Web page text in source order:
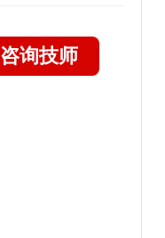
咨询技师